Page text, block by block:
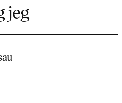
jeg